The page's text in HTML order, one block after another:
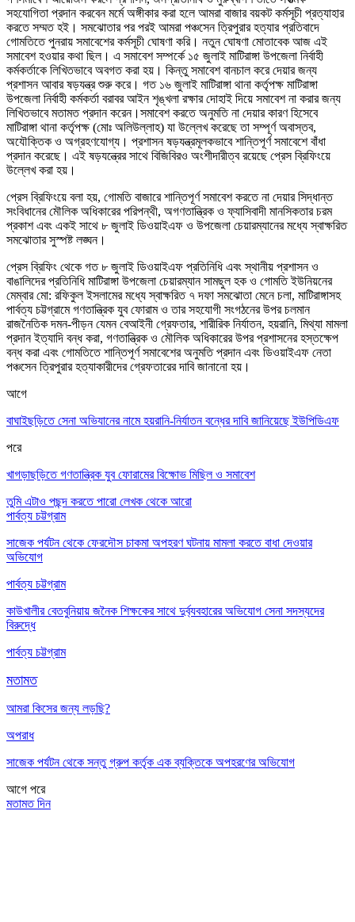
সহযোগিতা প্রদান করবেন মর্মে অঙ্গীকার করা হলে আমরা বাজার বয়কট কর্মসূচী প্রত্যাহার
করতে সম্মত হই। সমঝোতার পর পরই আমরা পঞ্চসেন ত্রিপুরার হত্যার প্রতিবাদে
গোমতিতে পুনরায় সমাবেশের কর্মসূচী ঘোষণা করি। নতুন ঘোষণা মোতাবেক আজ এই
সমাবেশ হওয়ার কথা ছিল। এ সমাবেশ সম্পর্কে ১৫ জুলাই মাটিরাঙ্গা উপজেলা নির্বাহী
কর্মকর্তাকে লিখিতভাবে অবগত করা হয়। কিন্তু সমাবেশ বানচাল করে দেয়ার জন্য
প্রশাসন আবার ষড়যন্ত্র শুরু করে। গত ১৬ জুলাই মাটিরাঙ্গা থানা কর্তৃপক্ষ মাটিরাঙ্গা
উপজেলা নির্বাহী কর্মকর্তা বরাবর আইন শৃঙ্খলা রক্ষার দোহাই দিয়ে সমাবেশ না করার জন্য
লিখিতভাবে মতামত প্রদান করেন। সমাবেশ করতে অনুমতি না দেয়ার কারণ হিসেবে
মাটিরাঙ্গা থানা কর্তৃপক্ষ (মোঃ অলিউল্লাহ) যা উল্লেখ করেছে তা সম্পূর্ণ অবাস্তব,
অযৌক্তিক ও অগ্রহণযোগ্য। প্রশাসন ষড়যন্ত্রমূলকভাবে শান্তিপূর্ণ সমাবেশে বাঁধা
প্রদান করেছে। এই ষড়যন্ত্রের সাথে বিজিবিরও অংশীদারীত্ব রয়েছে প্রেস ব্রিফিংয়ে
উল্লেখ করা হয়।
প্রেস ব্রিফিংয়ে বলা হয়, গোমতি বাজারে শান্তিপূর্ণ সমাবেশ করতে না দেয়ার সিদ্ধান্ত
সংবিধানের মৌলিক অধিকারের পরিপন্থী, অগণতান্ত্রিক ও ফ্যাসিবাদী মানসিকতার চরম
প্রকাশ এবং একই সাথে ৮ জুলাই ডিওয়াইএফ ও উপজেলা চেয়ারম্যানের মধ্যে স্বাক্ষরিত
সমঝোতার সুস্পষ্ট লঙ্ঘন।
প্রেস ব্রিফিং থেকে গত ৮ জুলাই ডিওয়াইএফ প্রতিনিধি এবং স্থানীয় প্রশাসন ও
বাঙালিদের প্রতিনিধি মাটিরাঙ্গা উপজেলা চেয়ারম্যান সামছুল হক ও গোমতি ইউনিয়নের
মেম্বার মো: রফিকুল ইসলামের মধ্যে স্বাক্ষরিত ৭ দফা সমঝোতা মেনে চলা, মাটিরাঙ্গাসহ
পার্বত্য চট্টগ্রামে গণতান্ত্রিক যুব ফোরাম ও তার সহযোগী সংগঠনের উপর চলমান
রাজনৈতিক দমন-পীড়ন যেমন বেআইনী গ্রেফতার, শারীরিক নির্যাতন, হয়রানি, মিথ্যা মামলা
প্রদান ইত্যাদি বন্ধ করা, গণতান্ত্রিক ও মৌলিক অধিকারের উপর প্রশাসনের হস্তক্ষেপ
বন্ধ করা এবং গোমতিতে শান্তিপূর্ণ সমাবেশের অনুমতি প্রদান এবং ডিওয়াইএফ নেতা
পঞ্চসেন ত্রিপুরার হত্যাকারীদের গ্রেফতারের দাবি জানানো হয়।
আগে
বাঘাইছড়িতে সেনা অভিযানের নামে হয়রানি-নির্যাতন বন্ধের দাবি জানিয়েছে ইউপিডিএফ
পরে
খাগড়াছড়িতে গণতান্ত্রিক যুব ফোরামের বিক্ষোভ মিছিল ও সমাবেশ
তুমি এটাও পছন্দ করতে পারো লেখক থেকে আরো
পার্বত্য চট্টগ্রাম
সাজেক পর্যটন থেকে ফেরদৌস চাকমা অপহরণ ঘটনায় মামলা করতে বাধা দেওয়ার
অভিযোগ
পার্বত্য চট্টগ্রাম
কাউখালীর বেতবুনিয়ায় জনৈক শিক্ষকের সাথে দুর্ব্যবহারের অভিযোগ সেনা সদস্যদের
বিরুদ্ধে
পার্বত্য চট্টগ্রাম
মতামত
আমরা কিসের জন্য লড়ছি?
অপরাধ
সাজেক পর্যটন থেকে সন্তু গ্রুপ কর্তৃক এক ব্যক্তিকে অপহরণের অভিযোগ
আগে পরে
মতামত দিন